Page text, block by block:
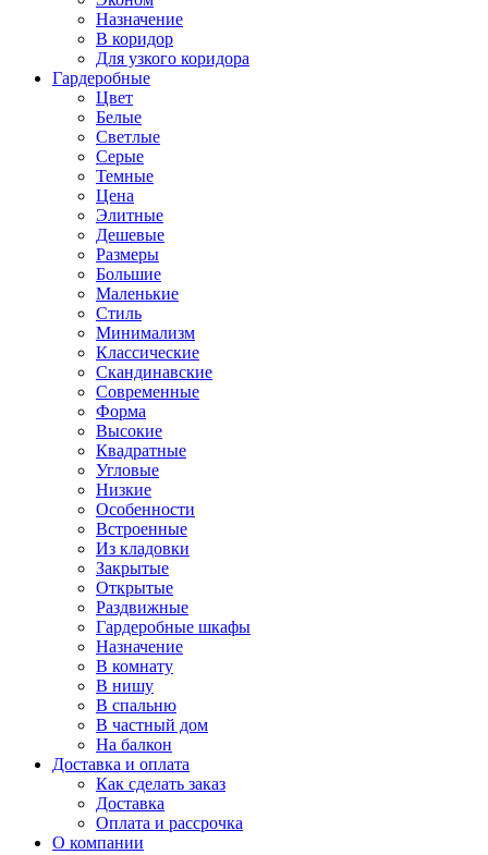
Назначение
В коридор
Для узкого коридора
Гардеробные
Цвет
Белые
Светлые
Серые
Темные
Цена
Элитные
Дешевые
Размеры
Большие
Маленькие
Стиль
Минимализм
Классические
Скандинавские
Современные
Форма
Высокие
Квадратные
Угловые
Низкие
Особенности
Встроенные
Из кладовки
Закрытые
Открытые
Раздвижные
Гардеробные шкафы
Назначение
В комнату
В нишу
В спальню
В частный дом
На балкон
Доставка и оплата
Как сделать заказ
Доставка
Оплата и рассрочка
О компании